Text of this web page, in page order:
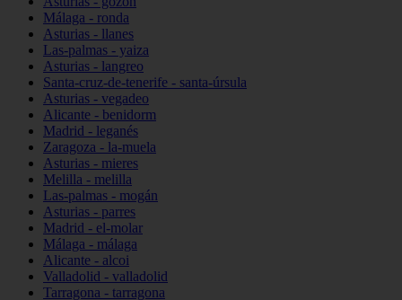
Málaga - ronda
Asturias - llanes
Las-palmas - yaiza
Asturias - langreo
Santa-cruz-de-tenerife - santa-úrsula
Asturias - vegadeo
Alicante - benidorm
Madrid - leganés
Zaragoza - la-muela
Asturias - mieres
Melilla - melilla
Las-palmas - mogán
Asturias - parres
Madrid - el-molar
Málaga - málaga
Alicante - alcoi
Valladolid - valladolid
Tarragona - tarragona